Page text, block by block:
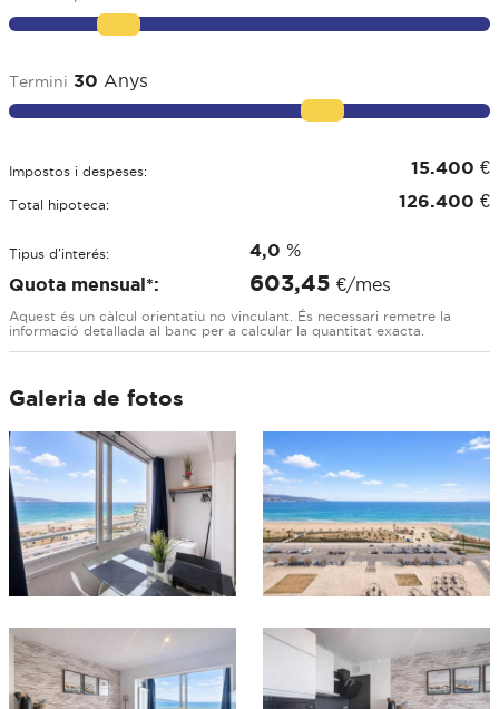
Termini 30 Anys
Impostos i despeses: 15.400 €
Total hipoteca: 126.400 €
Tipus d'interés: 4,0 %
Quota mensual*:
603,45 €/mes
Aquest és un càlcul orientatiu no vinculant. És necessari remetre la
informació detallada al banc per a calcular la quantitat exacta.
Galeria de fotos